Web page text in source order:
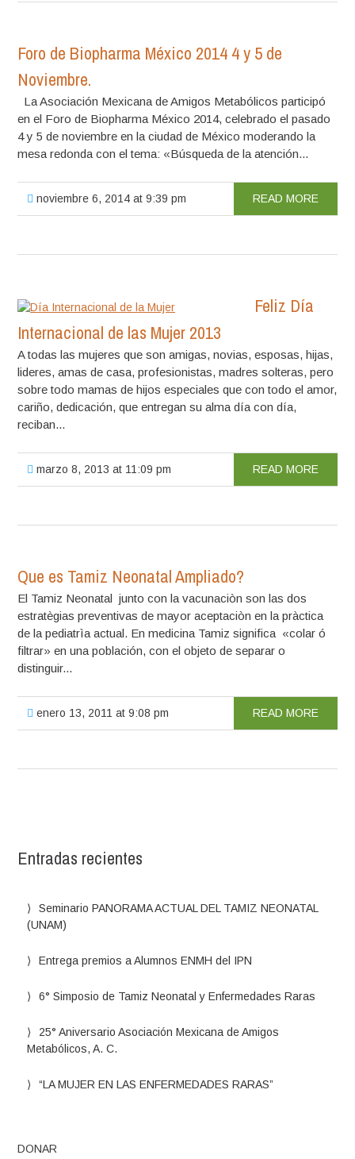
Foro de Biopharma México 2014 4 y 5 de
Noviembre.
La Asociación Mexicana de Amigos Metabólicos participó
en el Foro de Biopharma México 2014, celebrado el pasado
4 y 5 de noviembre en la ciudad de México moderando la
mesa redonda con el tema: «Búsqueda de la atención...
noviembre 6, 2014 at 9:39 pm READ MORE
Feliz Día
Internacional de las Mujer 2013
A todas las mujeres que son amigas, novias, esposas, hijas,
lideres, amas de casa, profesionistas, madres solteras, pero
sobre todo mamas de hijos especiales que con todo el amor,
cariño, dedicación, que entregan su alma día con día,
reciban...
marzo 8, 2013 at 11:09 pm READ MORE
Que es Tamiz Neonatal Ampliado?
El Tamiz Neonatal junto con la vacunaciòn son las dos
estratègias preventivas de mayor aceptaciòn en la pràctica
de la pediatrìa actual. En medicina Tamiz significa «colar ó
filtrar» en una población, con el objeto de separar o
distinguir...
enero 13, 2011 at 9:08 pm READ MORE
Entradas recientes
Seminario PANORAMA ACTUAL DEL TAMIZ NEONATAL
(UNAM)
Entrega premios a Alumnos ENMH del IPN
6° Simposio de Tamiz Neonatal y Enfermedades Raras
25° Aniversario Asociación Mexicana de Amigos
Metabólicos, A. C.
“LA MUJER EN LAS ENFERMEDADES RARAS”
DONAR